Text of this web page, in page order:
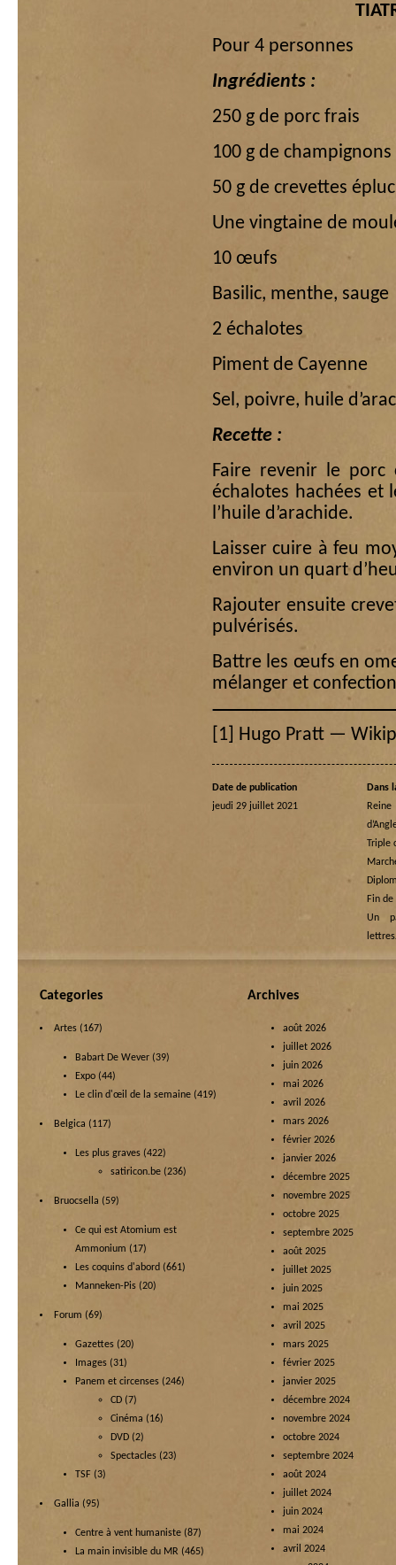
Pour 4 personnes
Ingrédients :
250 g de porc frais
100 g de
50 g de crevettes
Une vingtaine de
10 œufs
Basilic, menthe, sauge
2 échalotes
Piment de Cayenne
Sel, poivre, huile
Recette :
Faire revenir le porc
échalotes hachées et
l’huile d’arachide.
Laisser cuire à feu
environ un quart
Rajouter ensuite
pulvérisés.
Battre les œufs en
mélanger et
[1] Hugo Pratt —
Date de publication
jeudi 29 juillet 2021
Dans
Triple
Fin
Un
Categories
Artes (167)
Babart De Wever (39)
Expo (44)
Le clin d'œil de la semaine (419)
Belgica (117)
Les plus graves (422)
satiricon.be (236)
Bruocsella (59)
Ce qui est Atomium est
Ammonium (17)
Les coquins d'abord (661)
Manneken-Pis (20)
Forum (69)
Gazettes (20)
Images (31)
Panem et circenses (246)
CD (7)
Cinéma (16)
DVD (2)
Spectacles (23)
TSF (3)
Gallia (95)
Centre à vent humaniste (87)
La main invisible du MR (465)
Archives
août 2026
juillet 2026
juin 2026
mai 2026
avril 2026
mars 2026
février 2026
janvier 2026
décembre 2025
novembre 2025
octobre 2025
septembre 2025
août 2025
juillet 2025
juin 2025
mai 2025
avril 2025
mars 2025
février 2025
janvier 2025
décembre 2024
novembre 2024
octobre 2024
septembre 2024
août 2024
juillet 2024
juin 2024
mai 2024
avril 2024